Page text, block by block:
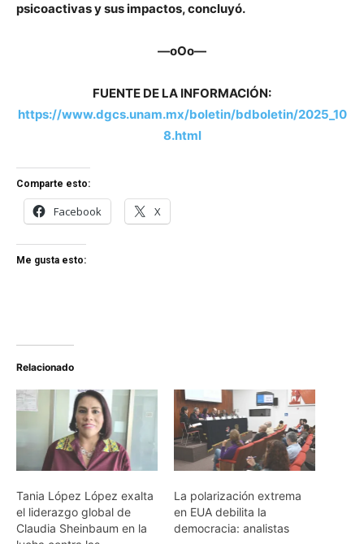
psicoactivas y sus impactos, concluyó.
—oOo—
FUENTE DE LA INFORMACIÓN:
https://www.dgcs.unam.mx/boletin/bdboletin/2025_10
8.html
Comparte esto:
Facebook X
Me gusta esto:
Relacionado
Tania López López exalta
el liderazgo global de
Claudia Sheinbaum en la
La polarización extrema
en EUA debilita la
democracia: analistas